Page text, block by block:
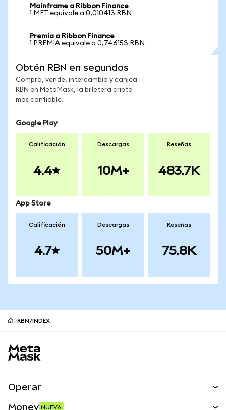
Mainframe a Ribbon Finance
1 MFT equivale a 0,010413 RBN
Premia a Ribbon Finance
1 PREMIA equivale a 0,746153 RBN
Obtén RBN en segundos
Compra, vende, intercambia y canjea
RBN en MetaMask, la billetera cripto
más confiable.
Google Play
Calificación
4.4
Descargas
10M+
Reseñas
483.7K
App Store
Calificación
4.7
Descargas
50M+
Reseñas
75.8K
RBN/INDEX
Operar
Money NUEVA